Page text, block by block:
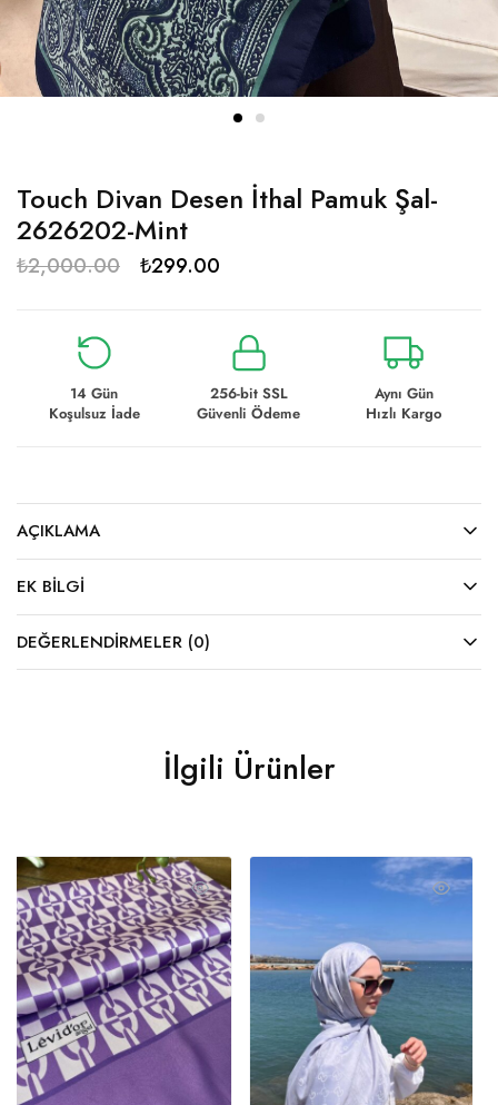
Touch Divan Desen İthal Pamuk Şal-
2626202-Mint
₺2,000.00 ₺299.00
14 Gün
Koşulsuz İade
256-bit SSL
Güvenli Ödeme
Aynı Gün
Hızlı Kargo
AÇIKLAMA
EK BILGI
DEĞERLENDIRMELER (0)
İlgili Ürünler